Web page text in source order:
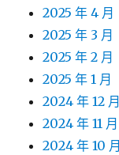
2025 年 4 月
2025 年 3 月
2025 年 2 月
2025 年 1 月
2024 年 12 月
2024 年 11 月
2024 年 10 月